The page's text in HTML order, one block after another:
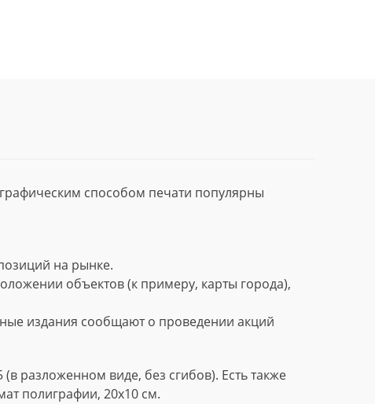
способом печати популярны
на рынке.
объектов (к примеру, карты города),
издания сообщают о проведении акций
разложенном виде, без сгибов). Есть также
полиграфии, 20х10 см.